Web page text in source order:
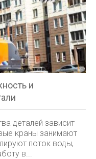
и
деталей зависит
краны занимают
поток воды,
в...